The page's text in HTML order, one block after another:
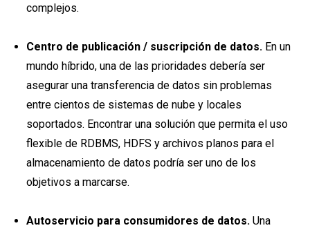
complejos.
Centro de publicación / suscripción de datos.En un
mundo híbrido, una de las prioridades debería ser
asegurar una transferencia de datos sin problemas
entre cientos de sistemas de nube y locales
soportados. Encontrar una solución que permita el uso
flexible de RDBMS, HDFS y archivos planos para el
almacenamiento de datos podría ser uno de los
objetivos a marcarse.
Autoservicio para consumidores de datos.Una